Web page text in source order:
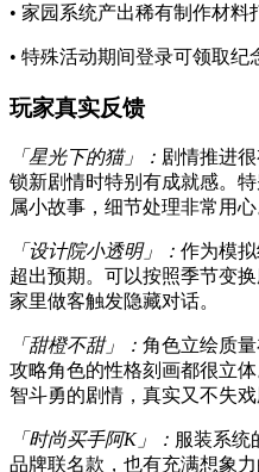
• 家园系统产出稀有制作材料
• 特殊活动期间登录可领取纪
玩家真实反馈
「星光下的猫」： 剧情推进
锁新剧情时特别有成就感。
属小故事，细节处理非常用心
「设计院小透明」： 作为模
超出预期。可以按照季节变
家里做客触发隐藏对话。
「甜橙不甜」： 角色立绘质
攻略角色的性格刻画都很立
智斗勇的剧情，真实又不失戏
「时尚买手阿K」： 服装系统
品牌联名款，也有充满想象